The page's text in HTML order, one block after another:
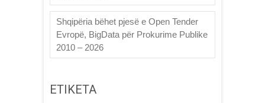
Shqipëria bëhet pjesë e Open Tender
Evropë, BigData për Prokurime Publike
2010 – 2026
ETIKETA